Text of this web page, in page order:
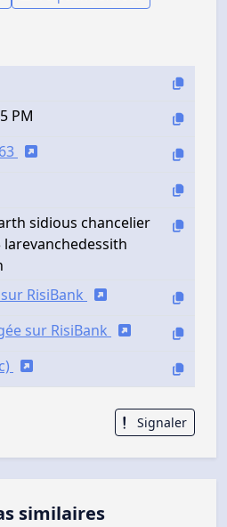
PM
sidious chancelier
RisiBank
sur RisiBank
Signaler
similaires